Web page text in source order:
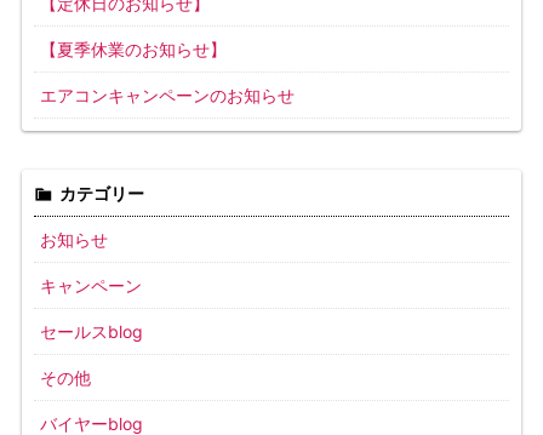
【夏季休業のお知らせ】
エアコンキャンペーンのお知らせ
カテゴリー
お知らせ
キャンペーン
セールスblog
その他
バイヤーblog